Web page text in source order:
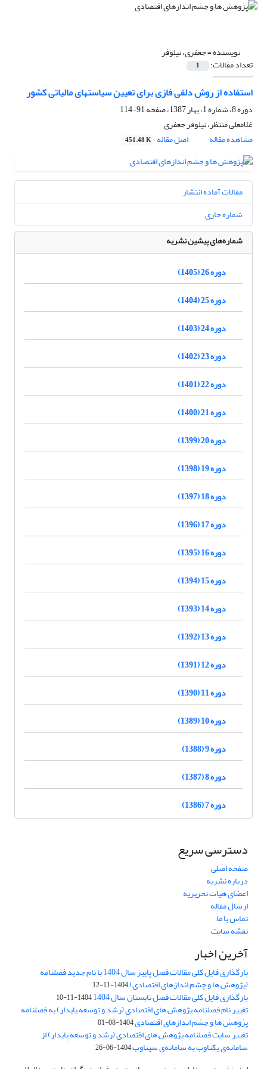
نویسنده =جعفری، نیلوفر
تعداد مقالات: 1
استفاده از روش دلفی فازی برای تعیین سیاستهای مالیاتی کشور
دوره 8، شماره 1، بهار 1387، صفحه
91-114
غلامعلی منتظر، نیلوفر جعفری
مشاهده مقاله
اصل مقاله 451.48 K
مقالات آماده انتشار
شماره جاری
شماره‌های پیشین نشریه
دوره 26 (1405)
دوره 25 (1404)
دوره 24 (1403)
دوره 23 (1402)
دوره 22 (1401)
دوره 21 (1400)
دوره 20 (1399)
دوره 19 (1398)
دوره 18 (1397)
دوره 17 (1396)
دوره 16 (1395)
دوره 15 (1394)
دوره 14 (1393)
دوره 13 (1392)
دوره 12 (1391)
دوره 11 (1390)
دوره 10 (1389)
دوره 9 (1388)
دوره 8 (1387)
دوره 7 (1386)
دسترسی سریع
صفحه اصلی
درباره نشریه
اعضای هیات تحریریه
ارسال مقاله
تماس با ما
نقشه سایت
آخرین اخبار
بارگذاری فایل کلی مقالات فصل پاییز سال 1404 با نام جدید فصلنامه
(پژوهش ها و چشم اندازهای اقتصادی)1404-11-12
بارگذاری فایل کلی مقالات فصل تابستان سال 1404 1404-11-10
تغییر نام فصلنامه پژوهش های اقتصادی (رشد و توسعه پایدار) به فصلنامه
پژوهش ها و چشم اندازهای اقتصادی1404-08-01
تغییر سایت فصلنامه پژوهش های اقتصادی (رشد و توسعه پایدار) از
سامانه‌ی یکتاوب به سامانه‌ی سیناوب1404-06-26